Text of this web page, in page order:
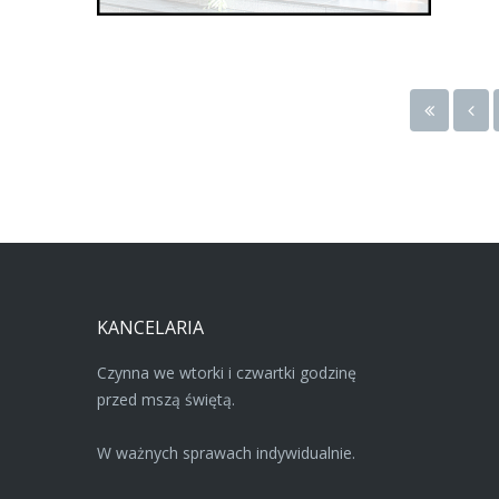
KANCELARIA
Czynna we wtorki i czwartki godzinę
przed mszą świętą.
W ważnych sprawach indywidualnie.